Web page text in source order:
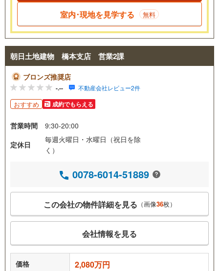
室内･現地を見学する 無料
朝日土地建物 橋本支店 営業2課
ブロンズ推奨店
-.-- 不動産会社レビュー2件
おすすめ 成約でもらえる
営業時間
9:30-20:00
定休日
毎週火曜日・水曜日（祝日を除
く）
0078-6014-51889
この会社の物件詳細を見る （画像36枚）
会社情報を見る
価格 2,080万円